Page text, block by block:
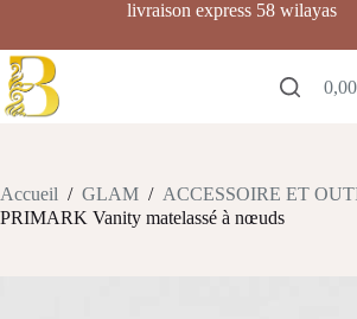
contenu
livraison express 58 wilayas
Accueil / GLAM / ACCESSOIRE ET
PRIMARK Vanity matelassé à nœuds